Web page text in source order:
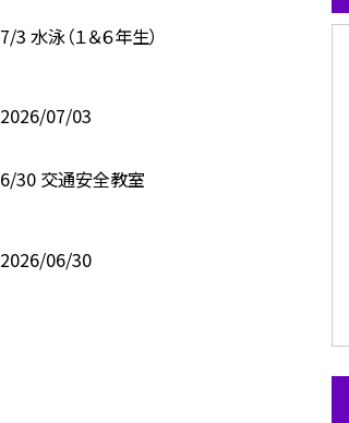
7/3 水泳（１＆６年生）
2026/07/03
6/30 交通安全教室
2026/06/30